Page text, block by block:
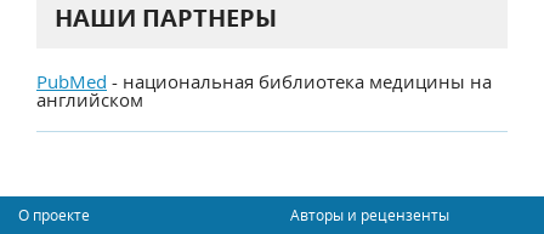
НАШИ ПАРТНЕРЫ
PubMed - национальная библиотека медицины на
английском
О проекте
Авторы и рецензенты